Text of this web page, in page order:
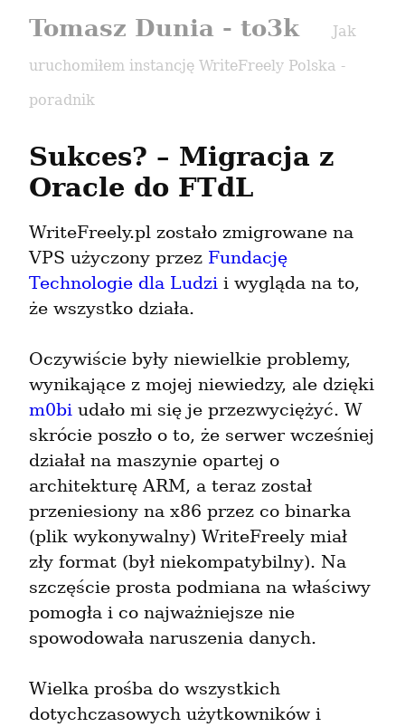
Tomasz Dunia - to3k
Jak
uruchomiłem instancję WriteFreely Polska -
poradnik
Sukces? – Migracja z
Oracle do FTdL
WriteFreely.pl zostało zmigrowane na
VPS użyczony przez Fundację
Technologie dla Ludzi i wygląda na to,
że wszystko działa.
Oczywiście były niewielkie problemy,
m0bi udało mi się je przezwyciężyć. W
skrócie poszło o to, że serwer wcześniej
działał na maszynie opartej o
architekturę ARM, a teraz został
przeniesiony na x86 przez co binarka
(plik wykonywalny) WriteFreely miał
zły format (był niekompatybilny). Na
szczęście prosta podmiana na właściwy
pomogła i co najważniejsze nie
spowodowała naruszenia danych.
Wielka prośba do wszystkich
dotychczasowych użytkowników i